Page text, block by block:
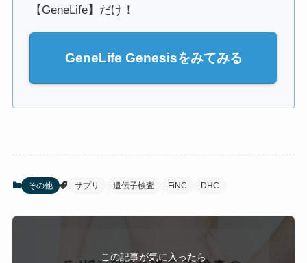
【GeneLife】だけ！
GeneLife Genesisをみてみる
その他 サプリ 遺伝子検査 FiNC DHC
この記事が気に入ったら